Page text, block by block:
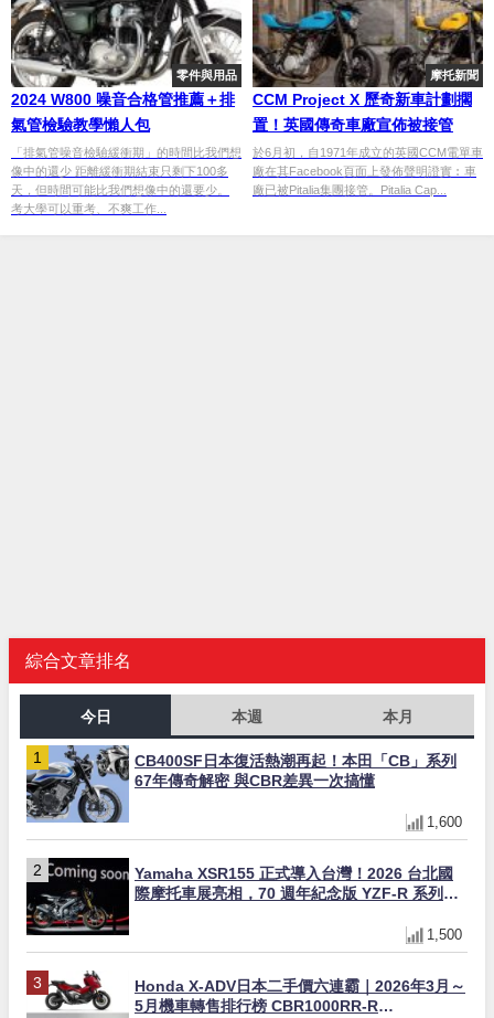
零件與用品
2024 W800 噪音合格管推薦＋排
氣管檢驗教學懶人包
「排氣管噪音檢驗緩衝期」的時間比我們想
像中的還少 距離緩衝期結束只剩下100多
天，但時間可能比我們想像中的還要少。
考大學可以重考、不爽工作...
摩托新聞
CCM Project X 歷奇新車計劃擱
置！英國傳奇車廠宣佈被接管
於6月初，自1971年成立的英國CCM電單車
廠在其Facebook頁面上發佈聲明證實︰車
廠已被Pitalia集團接管。Pitalia Cap...
綜合文章排名
今日 本週 本月
CB400SF日本復活熱潮再起！本田「CB」系列
67年傳奇解密 與CBR差異一次搞懂
1,600
Yamaha XSR155 正式導入台灣！2026 台北國
際摩托車展亮相，70 週年紀念版 YZF-R 系列限
1,500
Honda X-ADV日本二手價六連霸｜2026年3月～
5月機車轉售排行榜 CBR1000RR-R